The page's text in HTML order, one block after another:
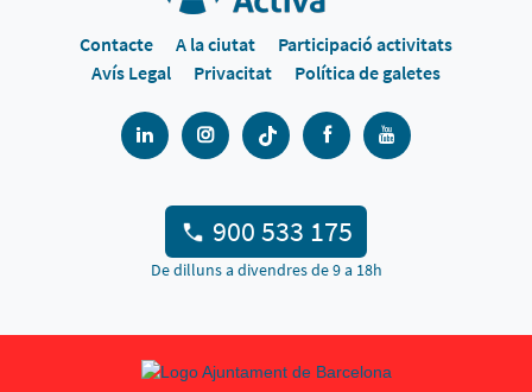
Contacte A la ciutat
Participació activitats
Avís Legal
Privacitat Política de galetes
900 533 175
De dilluns a divendres de 9 a 18h